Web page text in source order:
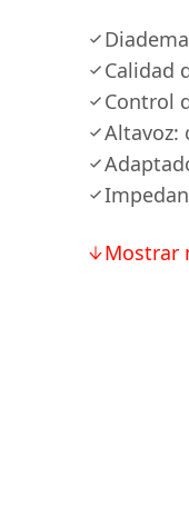
Calidad
Control
Altavoz:
Mostrar